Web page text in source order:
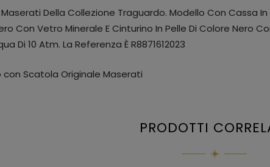
Della Collezione Traguardo. Modello Con Cassa
Con Vetro Minerale E Cinturino In Pelle Di Colore Nero
Di 10 Atm. La Referenza È R8871612023
Scatola Originale Maserati
PRODOTTI